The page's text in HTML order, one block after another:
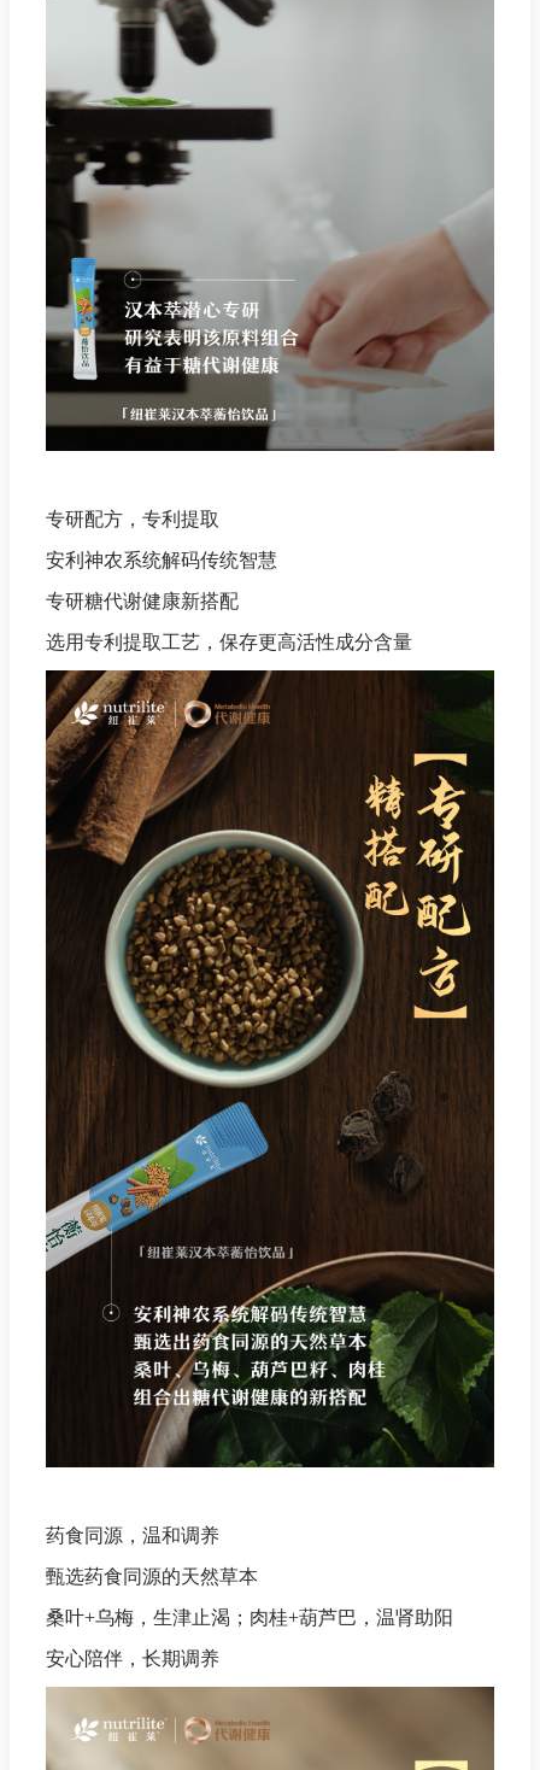
专研配方，专利提取
安利神农系统解码传统智慧
专研糖代谢健康新搭配
选用专利提取工艺，保存更高活性成分含量
药食同源，温和调养
甄选药食同源的天然草本
桑叶+乌梅，生津止渴；肉桂+葫芦巴，温肾助阳
安心陪伴，长期调养